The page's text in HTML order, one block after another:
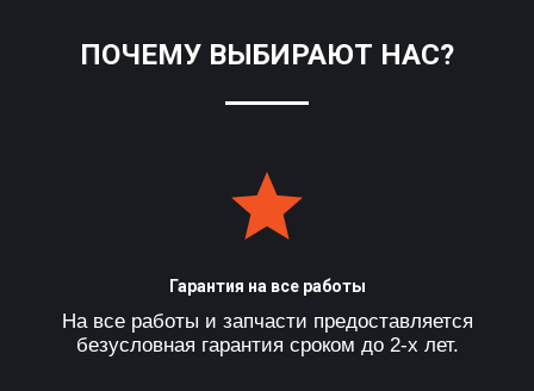
ПОЧЕМУ ВЫБИРАЮТ НАС?
Гарантия на все работы
На все работы и запчасти предоставляется
безусловная гарантия сроком до 2-х лет.